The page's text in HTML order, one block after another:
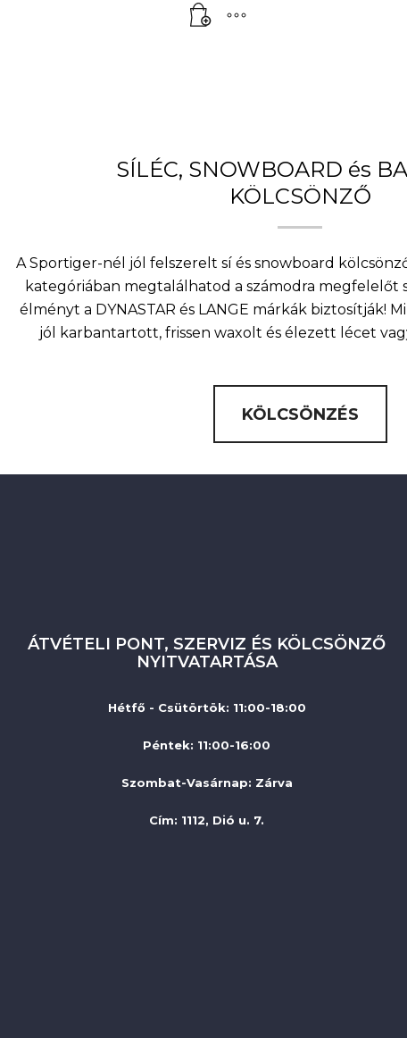
SÍLÉC, SNOWBOARD és
KÖLCSÖNZŐ
A Sportiger-nél jól felszerelt sí és snowboard
kategóriában megtalálhatod a számodra megfelelőt
élményt a DYNASTAR és LANGE márkák biztosítják!
jól karbantartott, frissen waxolt és élezett lécet
KÖLCSÖNZÉS
ÁTVÉTELI PONT, SZERVIZ ÉS KÖLCSÖNZŐ
NYITVATARTÁSA
Hétfő - Csütörtök: 11:00-18:00
Péntek: 11:00-16:00
Szombat-Vasárnap: Zárva
Cím: 1112, Dió u. 7.